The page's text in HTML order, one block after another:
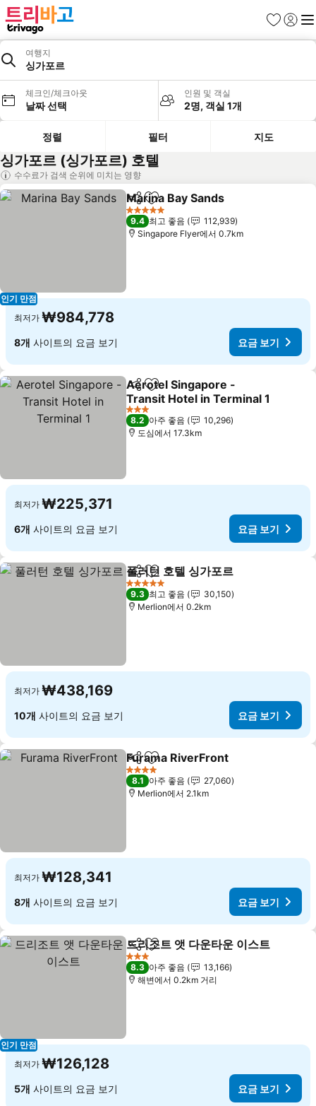
즐겨찾기
로그인
메
여행지
싱가포르
체크인/체크아웃
날짜 선택
인원 및 객실
2명, 객실 1개
정렬 필터 지도
싱가포르 (싱가포르) 호텔
수수료가 검색 순위에 미치는 영향
인기 만점
공유 즐겨찾기에 추가
Marina Bay Sands
5 성급
9.4 최고 좋음
112,939
Singapore Flyer에서 0.7km
최저가 ₩984,778
8개 사이트의 요금 보기 요금 보기
공유 즐겨찾기에 추가
Aerotel Singapore -
Transit Hotel in Terminal 1
3 성급
8.2 아주 좋음
10,296
도심에서 17.3km
최저가 ₩225,371
6개 사이트의 요금 보기 요금 보기
공유 즐겨찾기에 추가
풀러턴 호텔 싱가포르
5 성급
9.3 최고 좋음
30,150
Merlion에서 0.2km
최저가 ₩438,169
10개 사이트의 요금 보기 요금 보기
공유 즐겨찾기에 추가
Furama RiverFront
4 성급
8.1 아주 좋음
27,060
Merlion에서 2.1km
최저가 ₩128,341
8개 사이트의 요금 보기 요금 보기
인기 만점
공유 즐겨찾기에 추가
드리조트 앳 다운타운 이스트
3 성급
8.3 아주 좋음
13,166
해변에서 0.2km 거리
최저가 ₩126,128
5개 사이트의 요금 보기 요금 보기